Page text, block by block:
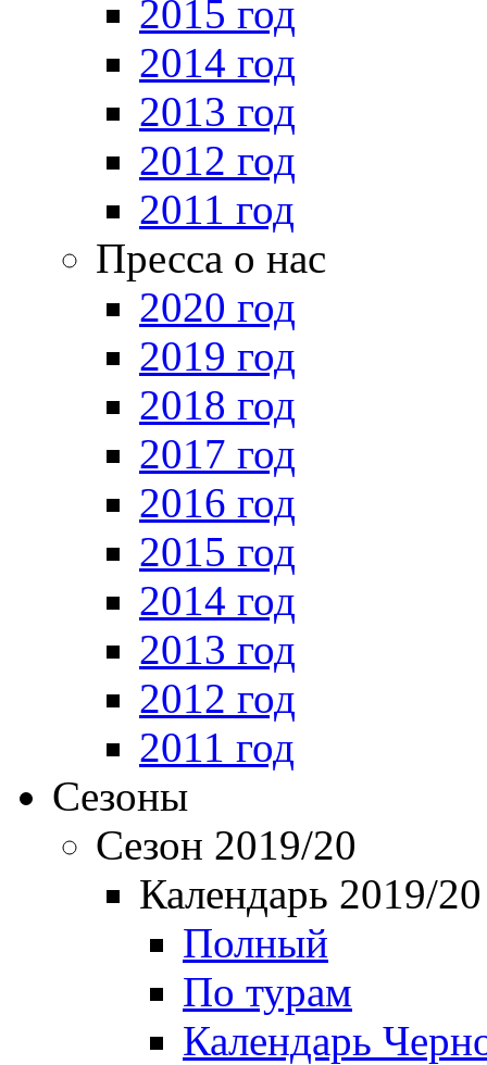
2015 год
2014 год
2013 год
2012 год
2011 год
Пресса о нас
2020 год
2019 год
2018 год
2017 год
2016 год
2015 год
2014 год
2013 год
2012 год
2011 год
Сезоны
Сезон 2019/20
Календарь 2019/20
Полный
По турам
Календарь